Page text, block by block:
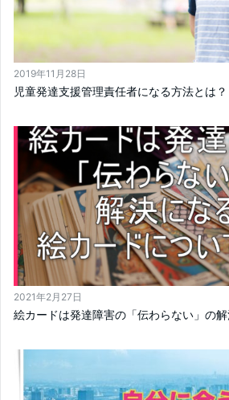
2019年11月28日
児童発達支援管理責任者になる方法とは？
2021年2月27日
絵カードは発達障害の「伝わらない」の